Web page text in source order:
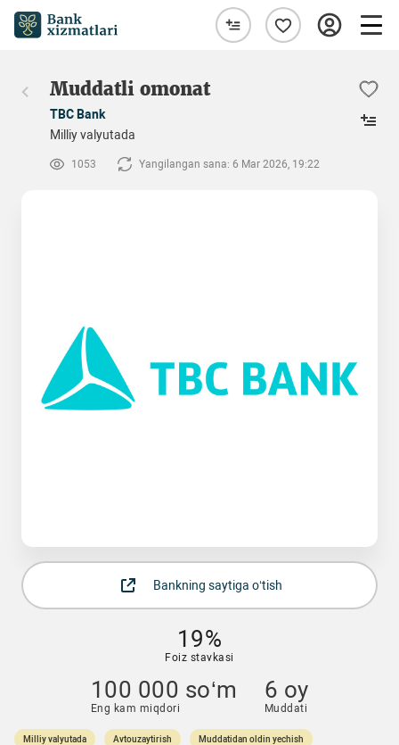
Muddatli omonat
TBC Bank
Milliy valyutada
1053 Yangilangan sana: 6 Mar 2026, 19:22
Bankning saytiga o‘tish
19%
Foiz stavkasi
100 000 so‘m
Eng kam miqdori
6 oy
Muddati
Milliy valyutada Avtouzaytirish Muddatidan oldin yechish